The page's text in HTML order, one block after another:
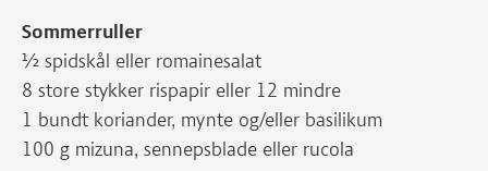
Sommerruller
½ spidskål eller romainesalat
8 store stykker rispapir eller 12 mindre
1 bundt koriander, mynte og/eller basilikum
100 g mizuna, sennepsblade eller rucola